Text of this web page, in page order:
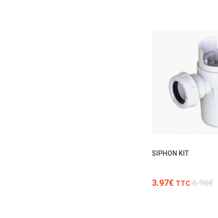
SIPHON KIT
3.97€ TTC 6.96€